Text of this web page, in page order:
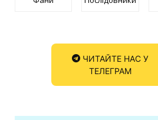
ЧИТАЙТЕ НАС У
ТЕЛЕГРАМ